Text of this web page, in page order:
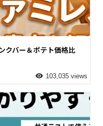
クバー＆ポテト価格比
103,035 views